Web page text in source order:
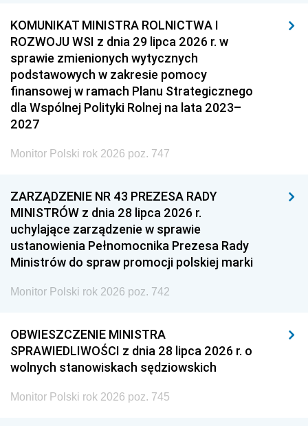
KOMUNIKAT MINISTRA ROLNICTWA I
ROZWOJU WSI z dnia 29 lipca 2026 r. w
sprawie zmienionych wytycznych
podstawowych w zakresie pomocy
finansowej w ramach Planu Strategicznego
dla Wspólnej Polityki Rolnej na lata 2023–
2027
Monitor Polski rok 2026 poz. 747
ZARZĄDZENIE NR 43 PREZESA RADY
MINISTRÓW z dnia 28 lipca 2026 r.
uchylające zarządzenie w sprawie
ustanowienia Pełnomocnika Prezesa Rady
Ministrów do spraw promocji polskiej marki
Monitor Polski rok 2026 poz. 742
OBWIESZCZENIE MINISTRA
SPRAWIEDLIWOŚCI z dnia 28 lipca 2026 r. o
wolnych stanowiskach sędziowskich
Monitor Polski rok 2026 poz. 745